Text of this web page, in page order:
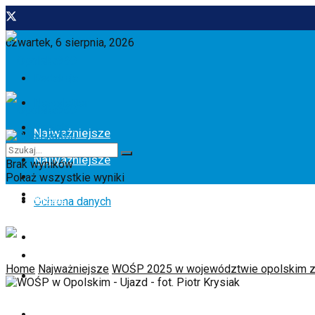
czwartek, 6 sierpnia, 2026
Kontakt
Gazetki promocyjne
Regulamin
Ochrona danych
Najważniejsze
Opole
Najważniejsze
Opole
Sport
Brak wyników
Pokaż wszystkie wyniki
Home Najważniejsze WOŚP 2025 w województwie opolskim